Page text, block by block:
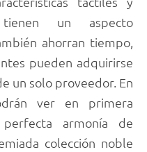
un aspecto
ahorran tiempo,
pueden adquirirse
un solo proveedor. En
ver en primera
armonía de
colección noble